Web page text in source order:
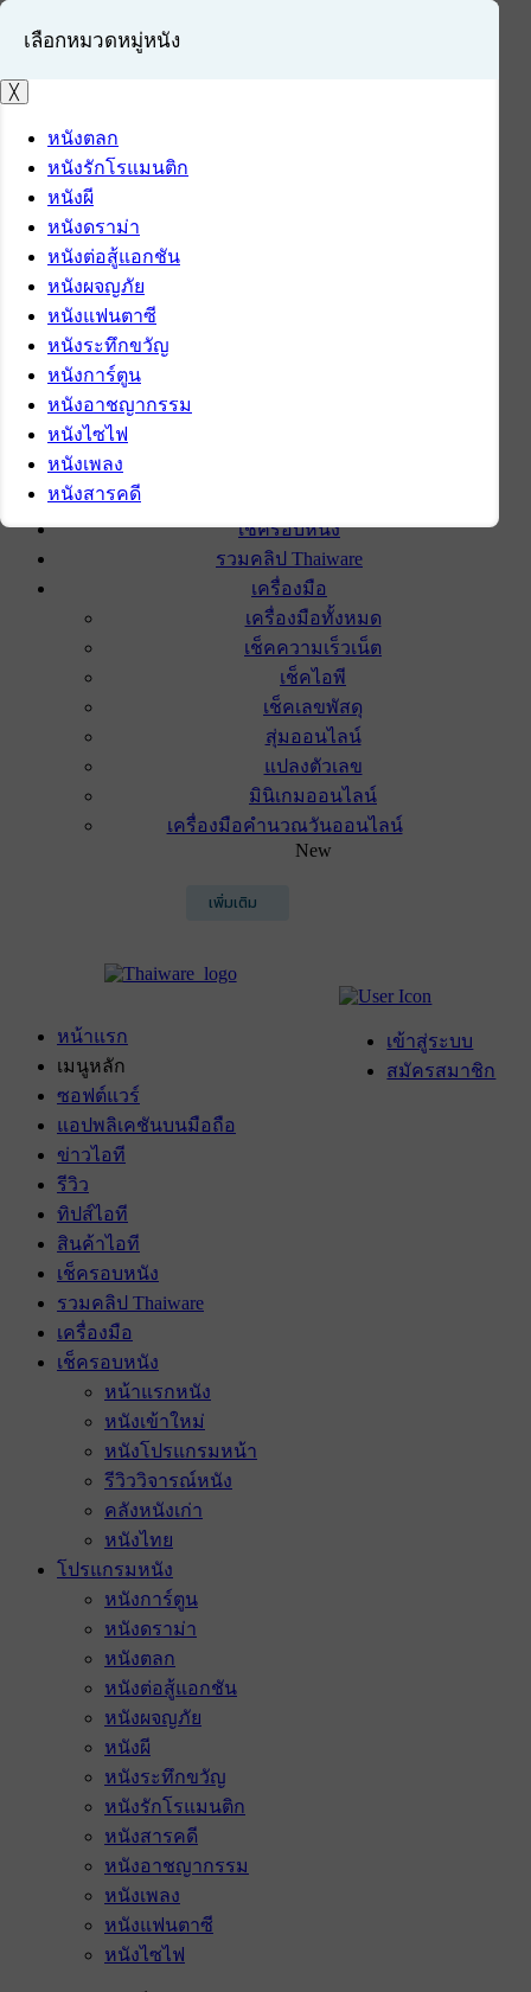
เข้าสู่ระบบ
สมัครสมาชิก
เช็ครอบหนัง
รวมคลิป Thaiware
เครื่องมือ
เครื่องมือทั้งหมด
เช็คความเร็วเน็ต
เช็คไอพี
เช็คเลขพัสดุ
สุ่มออนไลน์
แปลงตัวเลข
มินิเกมออนไลน์
เครื่องมือคำนวณวันออนไลน์
New
เพิ่มเติม
เข้าสู่ระบบ
สมัครสมาชิก
หน้าแรก
เมนูหลัก
ซอฟต์แวร์
แอปพลิเคชันบนมือถือ
ข่าวไอที
รีวิว
ทิปส์ไอที
สินค้าไอที
เช็ครอบหนัง
รวมคลิป Thaiware
เครื่องมือ
เช็ครอบหนัง
หน้าแรกหนัง
หนังเข้าใหม่
หนังโปรแกรมหน้า
รีวิววิจารณ์หนัง
คลังหนังเก่า
หนังไทย
โปรแกรมหนัง
หนังการ์ตูน
หนังดราม่า
หนังตลก
หนังต่อสู้แอกชัน
หนังผจญภัย
หนังผี
หนังระทึกขวัญ
หนังรักโรแมนติก
หนังสารคดี
หนังอาชญากรรม
หนังเพลง
หนังแฟนตาซี
หนังไซไฟ
เลือกหมวดหมู่หนัง
╳
หนังตลก
หนังรักโรแมนติก
หนังผี
หนังดราม่า
หนังต่อสู้แอกชัน
หนังผจญภัย
หนังแฟนตาซี
หนังระทึกขวัญ
หนังการ์ตูน
หนังอาชญากรรม
หนังไซไฟ
หนังเพลง
หนังสารคดี